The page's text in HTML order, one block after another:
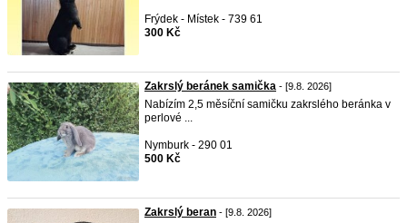
Frýdek - Místek - 739 61
300 Kč
Zakrslý beránek samička - [9.8. 2026]
Nabízím 2,5 měsíční samičku zakrslého beránka v
perlové ...
Nymburk - 290 01
500 Kč
Zakrslý beran - [9.8. 2026]